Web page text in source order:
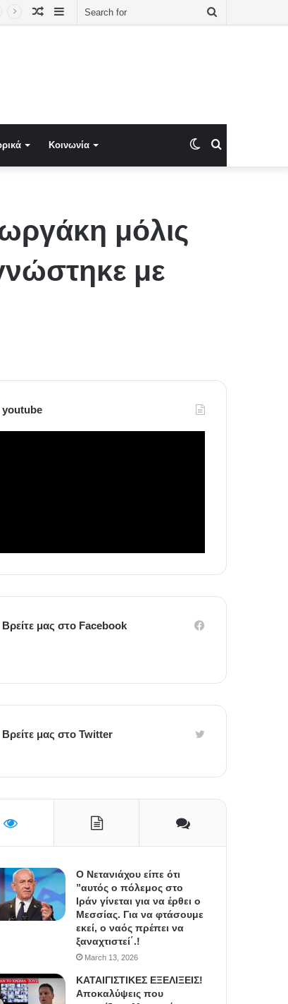
Sidebar
Random
Κοινωνία Switch
μόλις
με
youtube
Βρείτε μας στο Facebook
Βρείτε μας στο Twitter
Ο Νετανιάχου είπε ότι
”αυτός ο πόλεμος στο
Ιράν γίνεται για να έρθει ο
Μεσσίας. Για να φτάσουμε
εκεί, ο ναός πρέπει να
ξαναχτιστεί΄.!
March 13, 2026
ΚΑΤΑΙΓΙΣΤΙΚΕΣ ΕΞΕΛΙΞΕΙΣ!
Αποκαλύψεις που